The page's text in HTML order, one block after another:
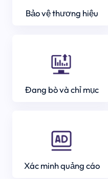
Bảo vệ thương hiệu
Đang bò và chỉ mục
Xác minh quảng cáo